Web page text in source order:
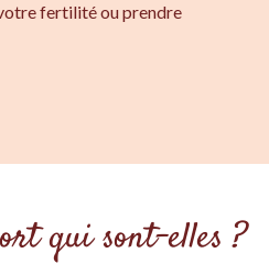
fertilité ou prendre
qui sont-elles ?